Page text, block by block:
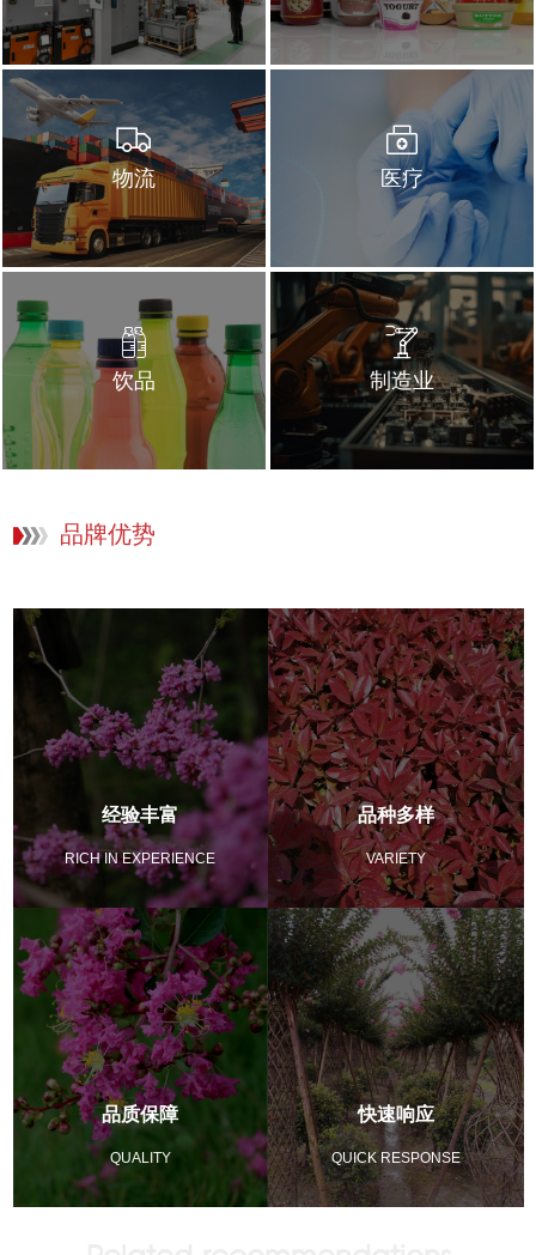
物流 医疗
饮品 制造业
品牌优势
经验丰富
RICH IN EXPERIENCE
品种多样
VARIETY
品质保障
QUALITY
快速响应
QUICK RESPONSE